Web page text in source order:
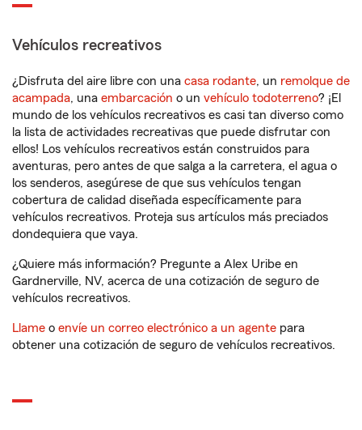
Vehículos recreativos
¿Disfruta del aire libre con una casa rodante, un remolque de
acampada, una embarcación o un vehículo todoterreno? ¡El
mundo de los vehículos recreativos es casi tan diverso como
la lista de actividades recreativas que puede disfrutar con
ellos! Los vehículos recreativos están construidos para
aventuras, pero antes de que salga a la carretera, el agua o
los senderos, asegúrese de que sus vehículos tengan
cobertura de calidad diseñada específicamente para
vehículos recreativos. Proteja sus artículos más preciados
dondequiera que vaya.
¿Quiere más información? Pregunte a Alex Uribe en
Gardnerville, NV, acerca de una cotización de seguro de
vehículos recreativos.
Llame o envíe un correo electrónico a un agente para
obtener una cotización de seguro de vehículos recreativos.